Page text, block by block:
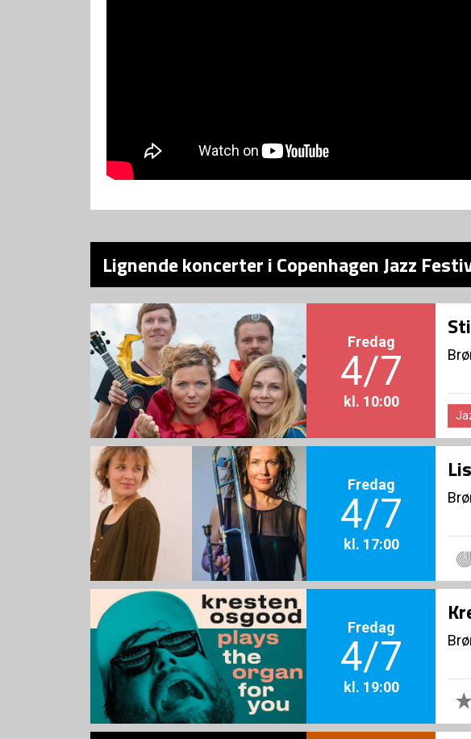
Lignende koncerter i Copenhagen Jazz
Fredag
4/7
kl. 10:00
Fredag
4/7
kl. 17:00
Fredag
4/7
kl. 19:00